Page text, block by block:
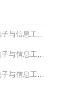
信息工程学院
信息工程学院
信息工程学院